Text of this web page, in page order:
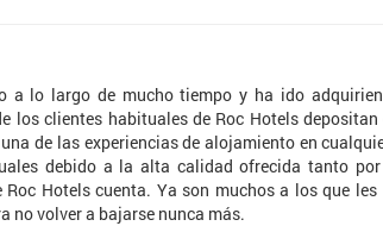
a lo largo de mucho tiempo y ha ido
los clientes habituales de Roc Hotels depositan
de las experiencias de alojamiento en
debido a la alta calidad ofrecida tanto
Hotels cuenta. Ya son muchos a los que les
no volver a bajarse nunca más.